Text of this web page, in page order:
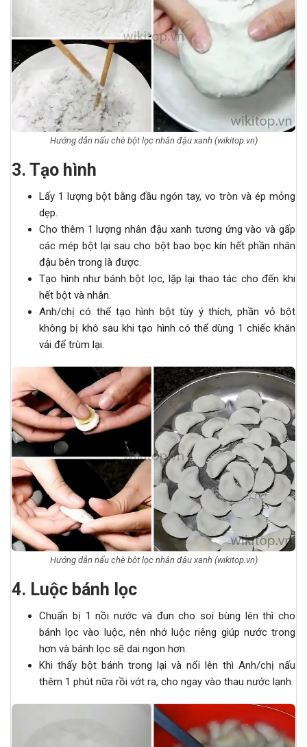
Hướng dẫn nấu chè bột lọc nhân đậu xanh (wikitop.vn)
3. Tạo hình
Lấy 1 lượng bột bằng đầu ngón tay, vo tròn và ép mỏng
dẹp.
Cho thêm 1 lượng nhân đậu xanh tương ứng vào và gấp
các mép bột lại sau cho bột bao bọc kín hết phần nhân
đậu bên trong là được.
Tạo hình như bánh bột lọc, lặp lại thao tác cho đến khi
hết bột và nhân.
Anh/chị có thể tạo hình bột tùy ý thích, phần vỏ bột
không bị khô sau khi tạo hình có thể dùng 1 chiếc khăn
vải để trùm lại.
Hướng dẫn nấu chè bột lọc nhân đậu xanh (wikitop.vn)
4. Luộc bánh lọc
Chuẩn bị 1 nồi nước và đun cho soi bùng lên thì cho
bánh lọc vào luộc, nên nhớ luộc riêng giúp nước trong
hơn và bánh lọc sẽ dai ngon hơn.
Khi thấy bột bánh trong lại và nổi lên thì Anh/chị nấu
thêm 1 phút nữa rồi vớt ra, cho ngay vào thau nước lạnh.